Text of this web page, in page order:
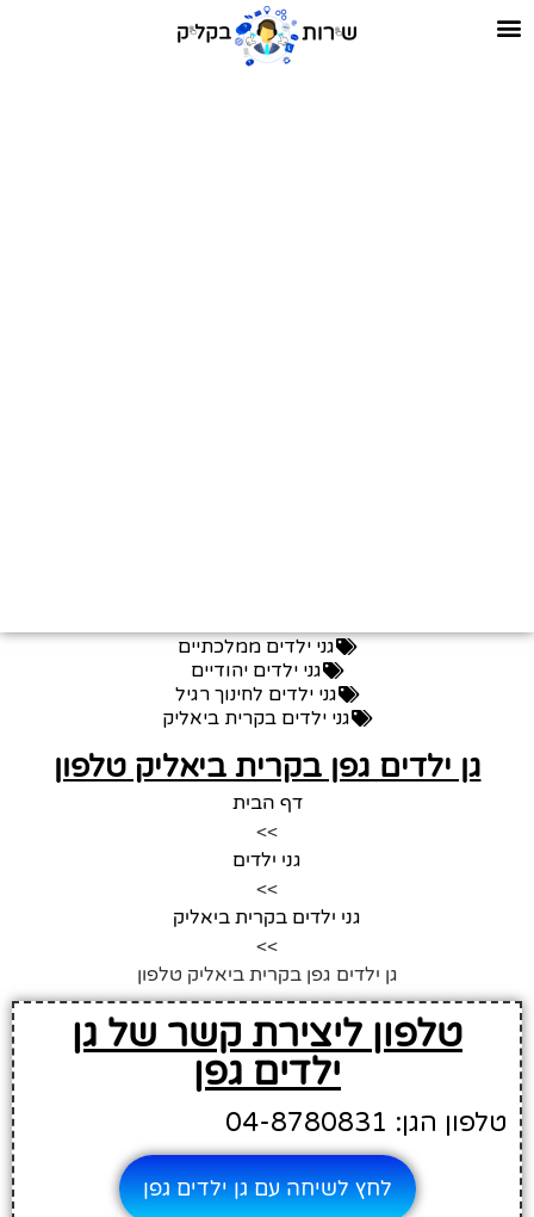
גני ילדים ממלכתיים
גני ילדים יהודיים
גני ילדים לחינוך רגיל
גני ילדים בקרית ביאליק
גן ילדים גפן בקרית ביאליק טלפון
דף הבית
>>
גני ילדים
>>
גני ילדים בקרית ביאליק
>>
גן ילדים גפן בקרית ביאליק טלפון
טלפון ליצירת קשר של גן
ילדים גפן
טלפון הגן: 04-8780831
לחץ לשיחה עם גן ילדים גפן